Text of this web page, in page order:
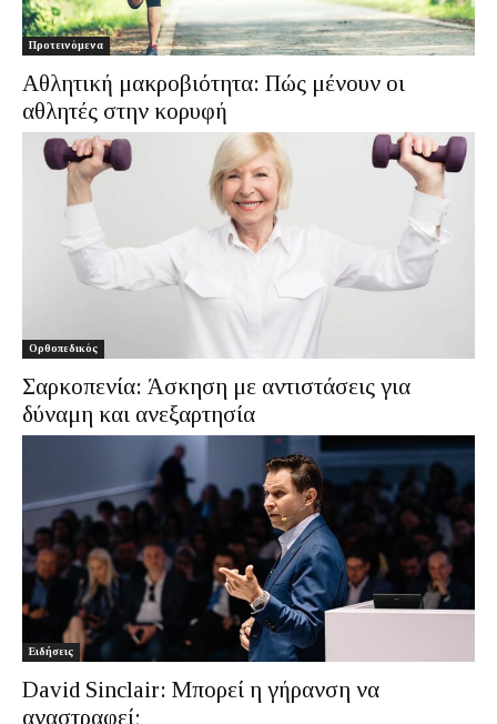
Προτεινόμενα
Αθλητική μακροβιότητα: Πώς μένουν οι
αθλητές στην κορυφή
Ορθοπεδικός
Σαρκοπενία: Άσκηση με αντιστάσεις για
δύναμη και ανεξαρτησία
Ειδήσεις
David Sinclair: Μπορεί η γήρανση να
αναστραφεί;